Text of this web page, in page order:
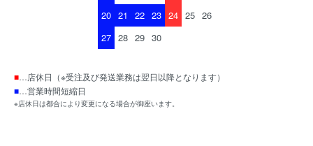
20 21 22 23 24 25 26
27 28 29 30
■…店休日（※受注及び発送業務は翌日以降となります）
■…営業時間短縮日
※店休日は都合により変更になる場合が御座います。